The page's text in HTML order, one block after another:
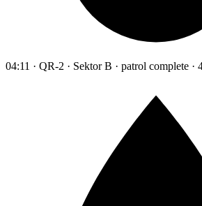
04:11 · QR-2 · Sektor B · patrol complete ·